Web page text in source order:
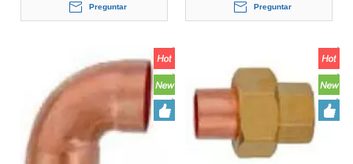
Preguntar Preguntar